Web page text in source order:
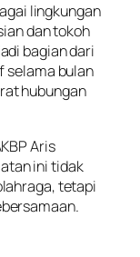
lingkungan
dan tokoh
bagian dari
selama bulan
hubungan
Aris
ini tidak
tetapi